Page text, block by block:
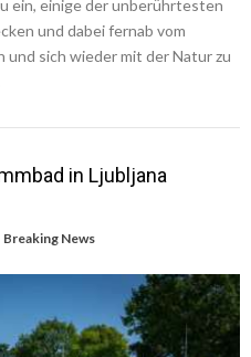
ein, einige der unberührtesten
und dabei fernab vom
und sich wieder mit der Natur zu
in Ljubljana
Breaking News